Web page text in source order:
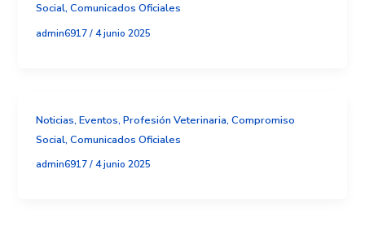
Social, Comunicados Oficiales
admin6917/4 junio 2025
Noticias, Eventos, Profesión Veterinaria, Compromiso
Social, Comunicados Oficiales
admin6917/4 junio 2025